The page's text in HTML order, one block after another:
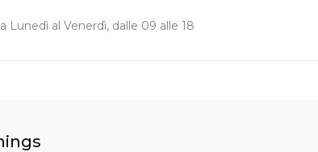
Lunedì al Venerdì, dalle 09 alle 18